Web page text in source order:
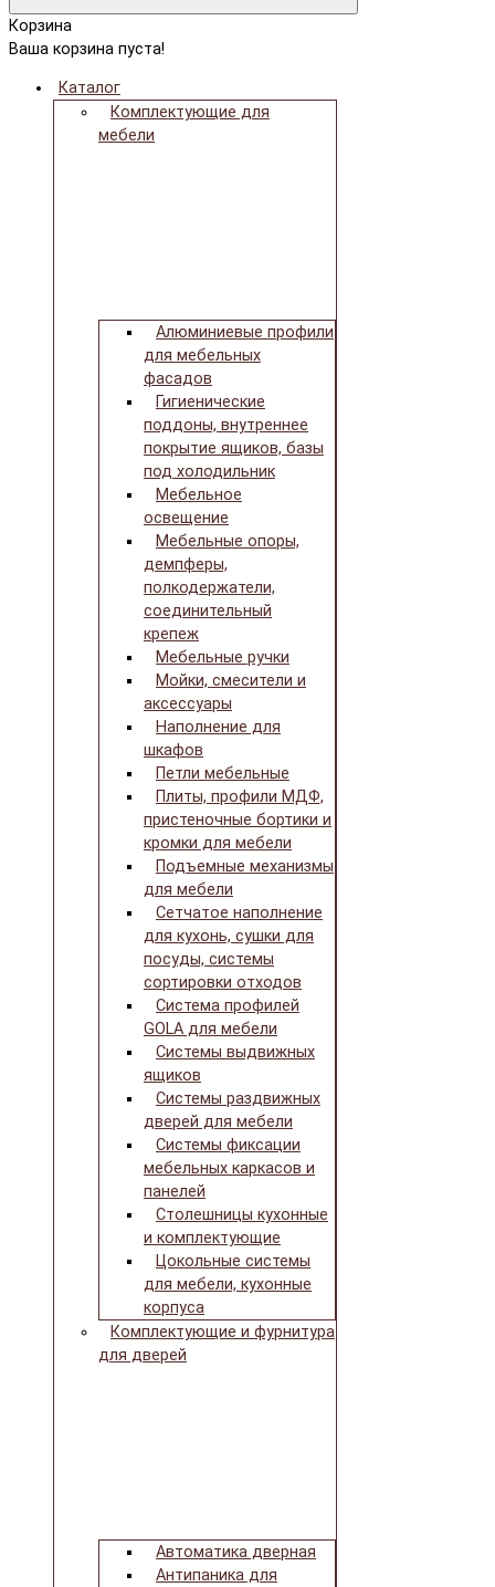
Корзина
Ваша корзина пуста!
Каталог
Комплектующие для
мебели
Алюминиевые профили
для мебельных
фасадов
Гигиенические
поддоны, внутреннее
покрытие ящиков, базы
под холодильник
Мебельное
освещение
Мебельные опоры,
демпферы,
полкодержатели,
соединительный
крепеж
Мебельные ручки
Мойки, смесители и
аксессуары
Наполнение для
шкафов
Петли мебельные
Плиты, профили МДФ,
пристеночные бортики и
кромки для мебели
Подъемные механизмы
для мебели
Сетчатое наполнение
для кухонь, сушки для
посуды, системы
сортировки отходов
Система профилей
GOLA для мебели
Системы выдвижных
ящиков
Системы раздвижных
дверей для мебели
Системы фиксации
мебельных каркасов и
панелей
Столешницы кухонные
и комплектующие
Цокольные системы
для мебели, кухонные
корпуса
Комплектующие и фурнитура
для дверей
Автоматика дверная
Антипаника для